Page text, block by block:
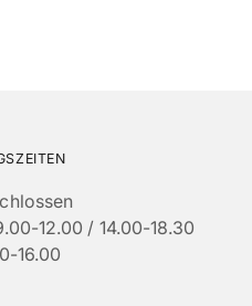
12.00 / 14.00-18.30
16.00